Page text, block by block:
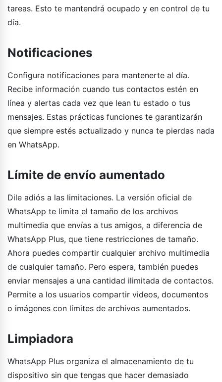
tareas. Esto te mantendrá ocupado y en control de tu
día.
Notificaciones
Configura notificaciones para mantenerte al día.
Recibe información cuando tus contactos estén en
línea y alertas cada vez que lean tu estado o tus
mensajes. Estas prácticas funciones te garantizarán
que siempre estés actualizado y nunca te pierdas nada
en WhatsApp.
Límite de envío aumentado
Dile adiós a las limitaciones. La versión oficial de
WhatsApp te limita el tamaño de los archivos
multimedia que envías a tus amigos, a diferencia de
WhatsApp Plus, que tiene restricciones de tamaño.
Ahora puedes compartir cualquier archivo multimedia
de cualquier tamaño. Pero espera, también puedes
enviar mensajes a una cantidad ilimitada de contactos.
Permite a los usuarios compartir videos, documentos
o imágenes con límites de archivos aumentados.
Limpiadora
WhatsApp Plus organiza el almacenamiento de tu
dispositivo sin que tengas que hacer demasiado